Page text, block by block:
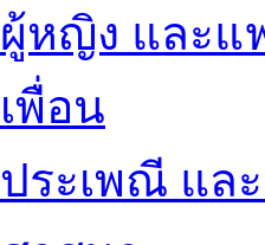
ผู้หญิง และแ
เพื่อน
ประเพณี แล